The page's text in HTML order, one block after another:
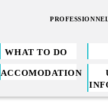
WHAT TO DO
ACCOMODATION